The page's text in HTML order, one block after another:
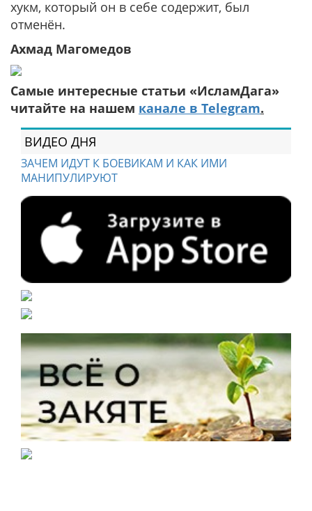
хукм, который он в себе содержит, был
отменён.
Ахмад Магомедов
Самые интересные статьи «ИсламДага»
читайте на нашем канале в Telegram.
ВИДЕО ДНЯ
ЗАЧЕМ ИДУТ К БОЕВИКАМ И КАК ИМИ
МАНИПУЛИРУЮТ